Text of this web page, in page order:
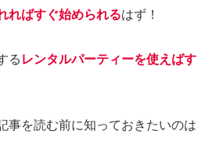
ればすぐ始められるはず！
る レンタルパーティーを使えばす
事を読む前に知っておきたいのは